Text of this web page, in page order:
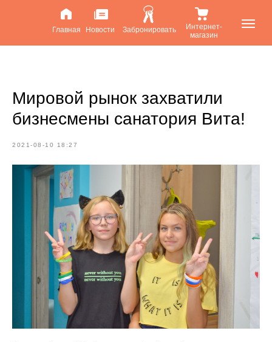
Главная Новости Забронировать
Интернет-
магазин
Мировой рынок захватили
бизнесмены санатория Вита!
2021-08-10 18:27